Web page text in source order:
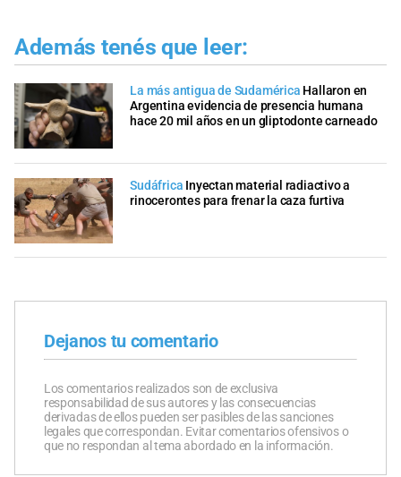
Además tenés que leer:
La más antigua de Sudamérica Hallaron en
Argentina evidencia de presencia humana
hace 20 mil años en un gliptodonte carneado
Sudáfrica Inyectan material radiactivo a
rinocerontes para frenar la caza furtiva
Dejanos tu comentario
Los comentarios realizados son de exclusiva
responsabilidad de sus autores y las consecuencias
derivadas de ellos pueden ser pasibles de las sanciones
legales que correspondan. Evitar comentarios ofensivos o
que no respondan al tema abordado en la información.